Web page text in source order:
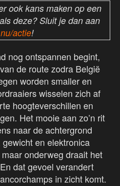
ook kans maken op een
deze? Sluit je dan aan
actie!
nog ontspannen begint,
de route zodra België
worden smaller en
wisselen zich af
hoogteverschillen en
Het mooie aan zo’n rit
naar de achtergrond
en elektronica
onderweg draait het
dat gevoel verandert
in zicht komt.